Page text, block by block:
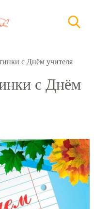
с Днём учителя
с Днём